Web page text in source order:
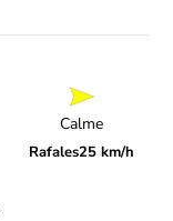
Calme
Rafales25 km/h